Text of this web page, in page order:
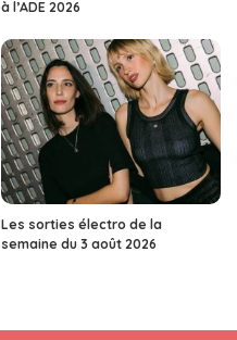
à l’ADE 2026
Les sorties électro de la
semaine du 3 août 2026